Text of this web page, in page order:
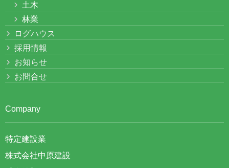
土木
林業
ログハウス
採用情報
お知らせ
お問合せ
Company
特定建設業
株式会社中原建設